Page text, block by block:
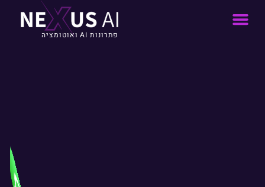
פתרונות AI ואוטומציה